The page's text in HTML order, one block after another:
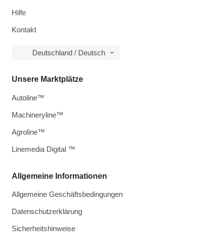
Hilfe
Kontakt
Deutschland / Deutsch
Allgemeine Informationen
Allgemeine Geschäftsbedingungen
Datenschutzerklärung
Sicherheitshinweise
Unsere Marktplätze
Autoline™
Machineryline™
Agroline™
Linemedia Digital ™